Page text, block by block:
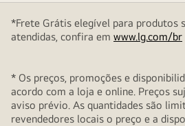
*Frete Grátis elegível para produtos
atendidas, confira em www.lg.com/br
* Os preços, promoções e
acordo com a loja e online. Preços
aviso prévio. As quantidades são
revendedores locais o preço e a